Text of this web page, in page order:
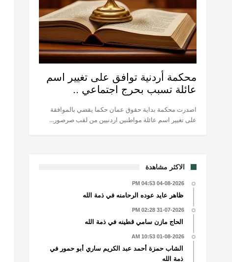
محكمة أردنية توافق على تغيير اسم
عائلة تسبب بحرج اجتماعي ..
اصدرت محكمة بداية حقوق عمان حكما يقضي بالموافقة
على تغيير اسم عائلة مواطنين اردنيين من لقب صرصور...
الاكثر مشاهدة
04-08-2026 04:53 PM
ظاهر عايد عوده الرحامنه في ذمة الله
31-07-2026 02:28 PM
الحاج مازن سامي قطينه في ذمة الله
01-08-2026 10:53 AM
الشاب حمزة أحمد عبد الكريم ساري أبو حمور في
ذمة الله